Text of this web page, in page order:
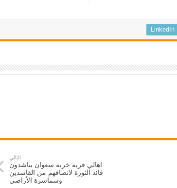
LinkedIn
التالي
اهالي قرية خربة سعوان يناشدون
قائد الثورة لانصافهم من الفاسدين
وسماسرة الأراضي